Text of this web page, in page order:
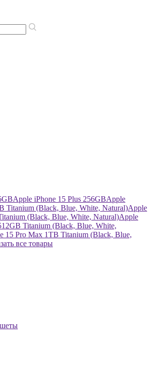
Apple iPhone 15 Plus 256GBApple
Titanium (Black, Blue, White, Natural)Apple
(Black, Blue, White, Natural)Apple
Titanium (Black, Blue, White,
15 Pro Max 1TB Titanium (Black, Blue,
все товары